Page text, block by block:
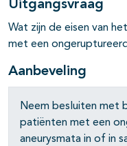
Uitgangsvraag
Wat zijn de eisen van
met een
Aanbeveling
Neem besluiten
patiënten met een
aneurysmata in of in